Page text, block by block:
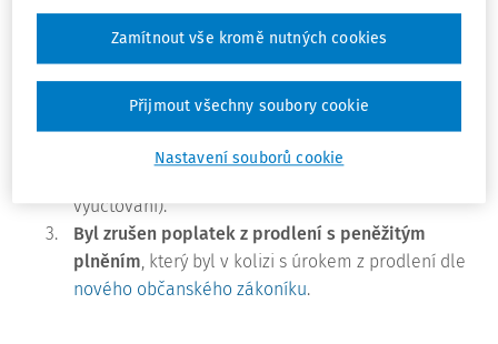
Došlo ke třem změnám:
Podrobně seřeší situace, kdy nedojde k ujednání
o rozúčtování nákladůna dodávku tepla a teplé
vody v domě.
nesplnění nepeněžité povinnosti(např. za
vyúčtování).
3.
Byl zrušen poplatek z prodlení s peněžitým
plněním, který byl v kolizi s úrokem z prodlení dle
nového občanského zákoníku.
Nastavení souborů cookie
Zamítnout vše kromě nutných cookies
Přijmout všechny soubory cookie